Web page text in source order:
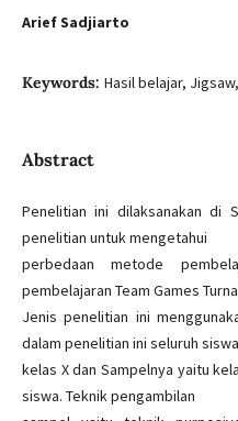
Arief Sadjiarto
Keywords: Hasil belajar,
Abstract
Penelitian ini dilaksanakan di
penelitian untuk mengetahui
perbedaan metode
pembelajaran Team Games
Jenis penelitian ini
dalam penelitian ini seluruh siswa
kelas X dan Sampelnya yaitu
siswa. Teknik pengambilan